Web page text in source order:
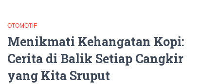
OTOMOTIF
Menikmati Kehangatan Kopi:
Cerita di Balik Setiap Cangkir
yang Kita Sruput